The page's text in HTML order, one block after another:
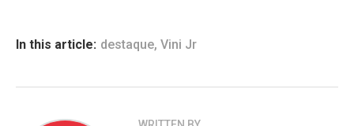
In this article: destaque, Vini Jr